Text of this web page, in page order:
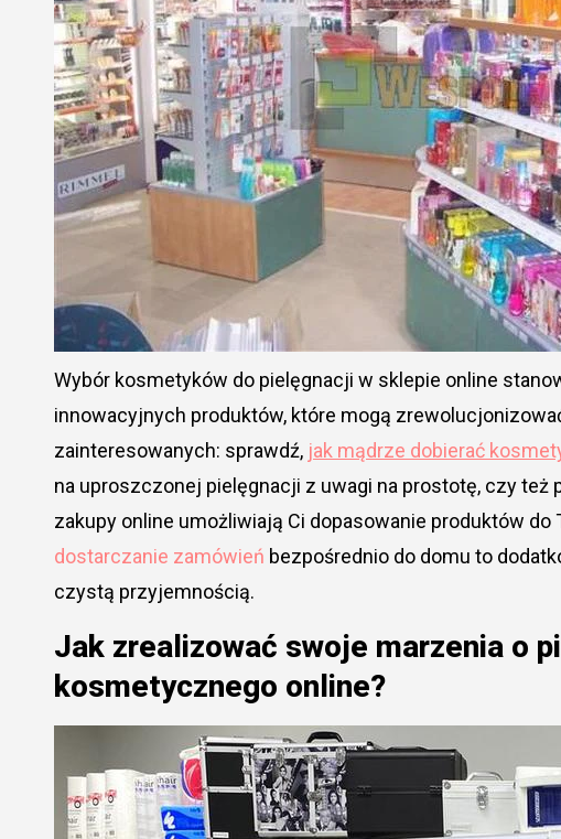
Wybór kosmetyków do pielęgnacji w sklepie online
innowacyjnych produktów, które mogą
zainteresowanych: sprawdź, jak mądrze dobierać
na uproszczonej pielęgnacji z uwagi na prostotę, czy
zakupy online umożliwiają Ci dopasowanie produktów
dostarczanie zamówień bezpośrednio do domu to
czystą przyjemnością.
Jak zrealizować swoje marzenia o
kosmetycznego online?